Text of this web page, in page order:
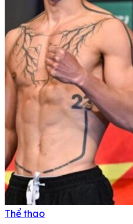
Thể thao